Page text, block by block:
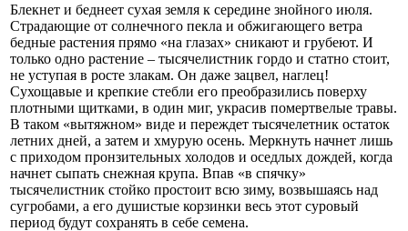
Блекнет и беднеет сухая земля к середине знойного июля.
Страдающие от солнечного пекла и обжигающего ветра
бедные растения прямо «на глазах» сникают и грубеют. И
только одно растение – тысячелистник гордо и статно стоит,
не уступая в росте злакам. Он даже зацвел, наглец!
Сухощавые и крепкие стебли его преобразились поверху
плотными щитками, в один миг, украсив помертвелые травы.
В таком «вытяжном» виде и переждет тысячелетник остаток
летних дней, а затем и хмурую осень. Меркнуть начнет лишь
с приходом пронзительных холодов и оседлых дождей, когда
начнет сыпать снежная крупа. Впав «в спячку»
тысячелистник стойко простоит всю зиму, возвышаясь над
сугробами, а его душистые корзинки весь этот суровый
период будут сохранять в себе семена.